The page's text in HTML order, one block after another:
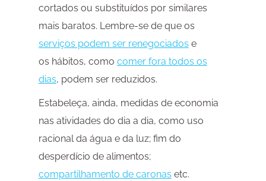
cortados ou substituídos por similares
mais baratos. Lembre-se de que os
serviços podem ser renegociados e
os hábitos, como comer fora todos os
dias, podem ser reduzidos.
Estabeleça, ainda, medidas de economia
nas atividades do dia a dia, como uso
racional da água e da luz; fim do
desperdício de alimentos;
compartilhamento de caronas etc.